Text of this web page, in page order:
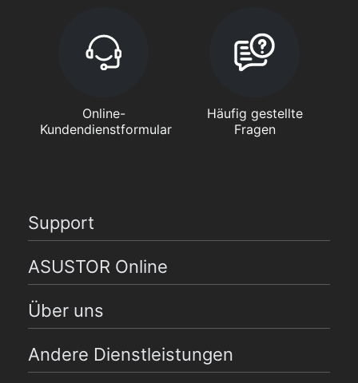
Online-
Kundendienstformular
Häufig gestellte
Fragen
Support
ASUSTOR Online
Über uns
Andere Dienstleistungen